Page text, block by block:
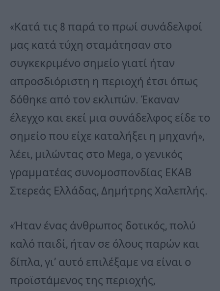
«Κατά τις 8 παρά το πρωί συνάδελφοί
μας κατά τύχη σταμάτησαν στο
συγκεκριμένο σημείο γιατί ήταν
απροσδιόριστη η περιοχή έτσι όπως
δόθηκε από τον εκλιπών. Έκαναν
έλεγχο και εκεί μια συνάδελφος είδε το
σημείο που είχε καταλήξει η μηχανή»,
λέει, μιλώντας στο Mega, ο γενικός
γραμματέας συνομοσπονδίας ΕΚΑΒ
Στερεάς Ελλάδας, Δημήτρης Χαλεπλής.
«Ήταν ένας άνθρωπος δοτικός, πολύ
καλό παιδί, ήταν σε όλους παρών και
δίπλα, γι’ αυτό επιλέξαμε να είναι ο
προϊστάμενος της περιοχής,